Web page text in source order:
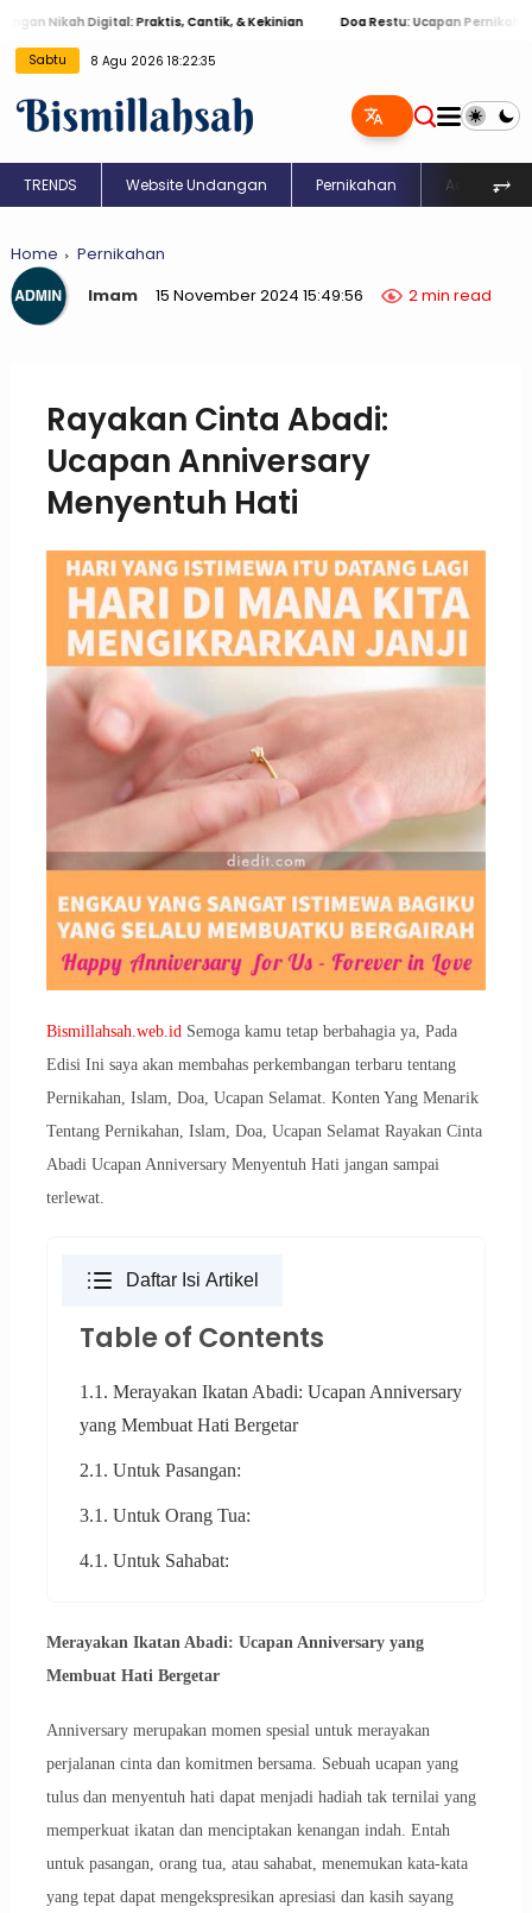
Nikah Digital: Praktis, Cantik, & Kekinian Doa Restu: Ucapan Pernikahan
Sabtu 8 Agu 2026 18:22:36
TRENDS Website Undangan Pernikahan Aqiqah⥅
Home
Pernikahan
Imam
15 November 2024 15:49:56 2 min read
Rayakan Cinta Abadi:
Ucapan Anniversary
Menyentuh Hati
Bismillahsah.web.idSemoga kamu tetap berbahagia ya, Pada
Edisi Ini saya akan membahas perkembangan terbaru tentang
Pernikahan, Islam, Doa, Ucapan Selamat. Konten Yang Menarik
Tentang Pernikahan, Islam, Doa, Ucapan Selamat Rayakan Cinta
Abadi Ucapan Anniversary Menyentuh Hati jangan sampai
terlewat.
Daftar Isi Artikel
Table of Contents
1.1. Merayakan Ikatan Abadi: Ucapan Anniversary
yang Membuat Hati Bergetar
2.1. Untuk Pasangan:
3.1. Untuk Orang Tua:
4.1. Untuk Sahabat:
Merayakan Ikatan Abadi: Ucapan Anniversary yang
Membuat Hati Bergetar
Anniversary merupakan momen spesial untuk merayakan
perjalanan cinta dan komitmen bersama. Sebuah ucapan yang
tulus dan menyentuh hati dapat menjadi hadiah tak ternilai yang
memperkuat ikatan dan menciptakan kenangan indah. Entah
untuk pasangan, orang tua, atau sahabat, menemukan kata-kata
yang tepat dapat mengekspresikan apresiasi dan kasih sayang